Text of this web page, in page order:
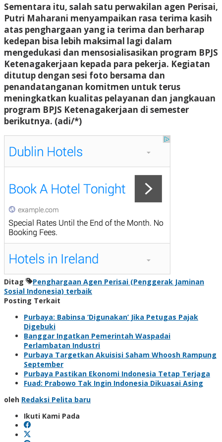
Sementara itu, salah satu perwakilan agen Perisai,
Putri Maharani menyampaikan rasa terima kasih
atas penghargaan yang ia terima dan berharap
kedepan bisa lebih maksimal lagi dalam
mengedukasi dan mensosialisasikan program BPJS
Ketenagakerjaan kepada para pekerja. Kegiatan
ditutup dengan sesi foto bersama dan
penandatanganan komitmen untuk terus
meningkatkan kualitas pelayanan dan jangkauan
program BPJS Ketenagakerjaan di semester
berikutnya. (adi/*)
Ditag
Penghargaan Agen Perisai (Penggerak Jaminan
Sosial Indonesia) terbaik
Posting Terkait
Purbaya: Babinsa ‘Digunakan’ Jika Petugas Pajak
Digebuki
Banggar Ingatkan Pemerintah Waspadai
Perlambatan Industri
Purbaya Targetkan Akuisisi Saham Whoosh Rampung
September
Purbaya Pastikan Ekonomi Indonesia Tetap Terjaga
Fuad: Prabowo Tak Ingin Indonesia Dikuasai Asing
oleh Redaksi Pelita baru
Ikuti Kami Pada